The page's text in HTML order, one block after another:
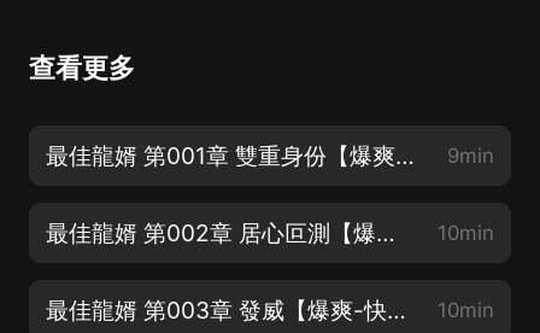
查看更多
最佳龍婿 第001章 雙重身份【爆爽-快上車-求關注訂閱-收藏分享-投喂月票】 9min
最佳龍婿 第002章 居心叵測【爆爽-快上車-求關注訂閱-收藏分享-投喂月票】 10min
最佳龍婿 第003章 發威【爆爽-快上車-求關注訂閱-收藏分享-投喂月票】 10min